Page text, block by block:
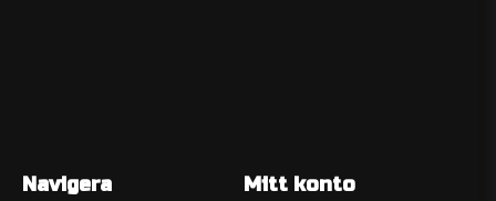
Navigera Mitt konto